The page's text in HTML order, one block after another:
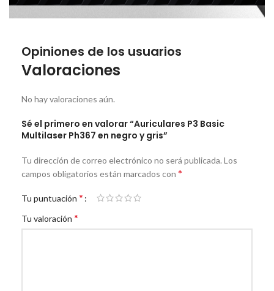
Opiniones de los usuarios
Valoraciones
No hay valoraciones aún.
Sé el primero en valorar “Auriculares P3 Basic
Multilaser Ph367 en negro y gris”
Tu dirección de correo electrónico no será publicada. Los
campos obligatorios están marcados con *
Tu puntuación *
Tu valoración *